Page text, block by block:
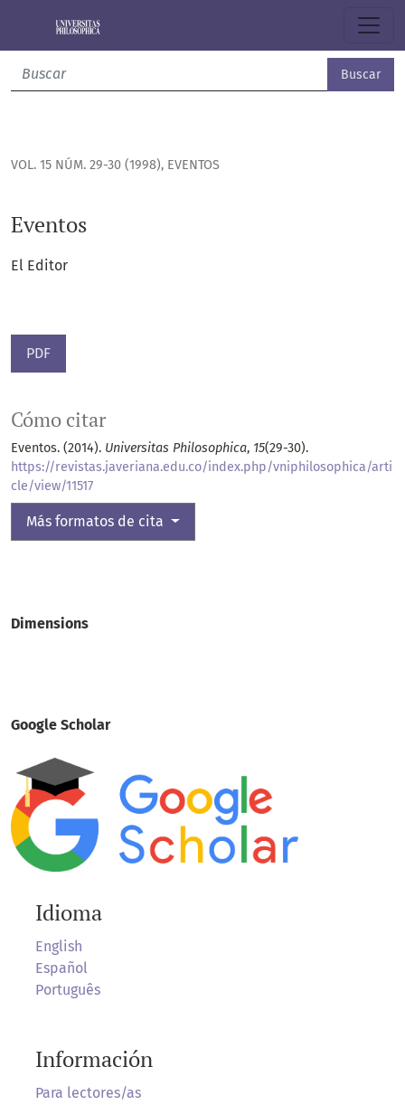
Buscar
VOL. 15 NÚM. 29-30 (1998), EVENTOS
Eventos
El Editor
PDF
Cómo citar
Eventos. (2014). Universitas Philosophica, 15(29-30).
https://revistas.javeriana.edu.co/index.php/vniphilosophica/arti
cle/view/11517
Más formatos de cita
Dimensions
Google Scholar
Idioma
English
Español
Português
Información
Para lectores/as